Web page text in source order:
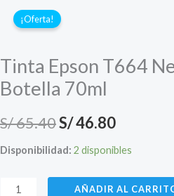
¡Oferta!
Tinta Epson T664
Botella 70ml
S/65.40El
precio
original
S/46.80El
precio
actual
Disponibilidad: 2 disponibles
Tinta
AÑADIR AL